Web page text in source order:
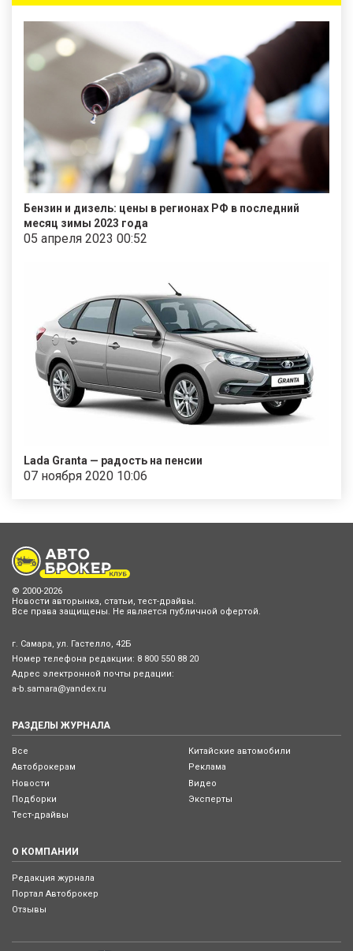
Бензин и дизель: цены в регионах РФ в последний
месяц зимы 2023 года
05 апреля 2023 00:52
Lada Granta — радость на пенсии
07 ноября 2020 10:06
© 2000-2026
Новости авторынка, статьи, тест-драйвы.
Все права защищены. Не является публичной офертой.
г. Самара, ул. Гастелло, 42Б
Номер телефона редакции: 8 800 550 88 20
Адрес электронной почты редации:
a-b.samara@yandex.ru
РАЗДЕЛЫ ЖУРНАЛА
Все
Автоброкерам
Новости
Подборки
Тест-драйвы
Китайские автомобили
Реклама
Видео
Эксперты
О КОМПАНИИ
Редакция журнала
Портал Автоброкер
Отзывы